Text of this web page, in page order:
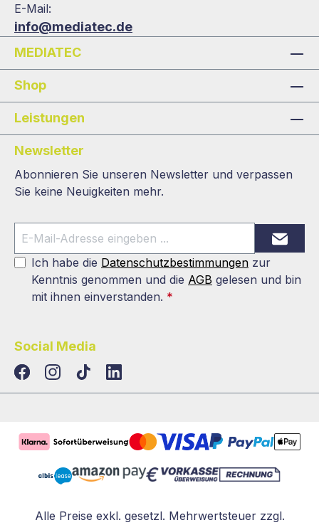
E-Mail:
info@mediatec.de
MEDIATEC
Shop
Leistungen
Newsletter
Abonnieren Sie unseren Newsletter und verpassen
Sie keine Neuigkeiten mehr.
Ich habe die Datenschutzbestimmungen zur
Kenntnis genommen und die AGB gelesen und bin
mit ihnen einverstanden. *
Social Media
TikTokLinkedIn
Alle Preise exkl. gesetzl. Mehrwertsteuer zzgl.